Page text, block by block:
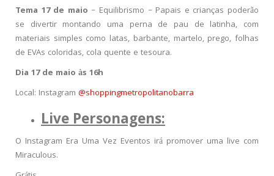
Tema 17 de maio – Equilibrismo – Papais e crianças poderão
se divertir montando uma perna de pau de latinha, com
materiais simples como latas, barbante, martelo, prego, folhas
de EVAs coloridas, cola quente e tesoura.
Dia 17 de maio às 16h
Local: Instagram @shoppingmetropolitanobarra
Live Personagens:
O Instagram Era Uma Vez Eventos irá promover uma live com
Miraculous.